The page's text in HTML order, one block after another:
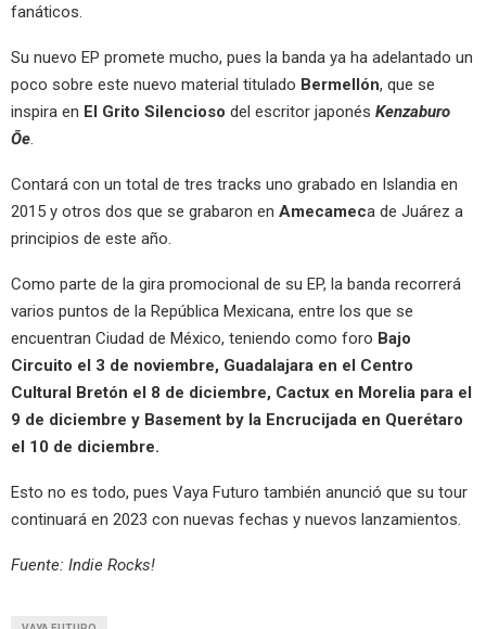
fanáticos.
Su nuevo EP promete mucho, pues la banda ya ha adelantado un
poco sobre este nuevo material titulado Bermellón, que se
inspira en El Grito Silencioso del escritor japonés Kenzaburo
Ōe.
Contará con un total de tres tracks uno grabado en Islandia en
2015 y otros dos que se grabaron en Amecameca de Juárez a
principios de este año.
Como parte de la gira promocional de su EP, la banda recorrerá
varios puntos de la República Mexicana, entre los que se
encuentran Ciudad de México, teniendo como foro Bajo
Circuito el 3 de noviembre, Guadalajara en el Centro
Cultural Bretón el 8 de diciembre, Cactux en Morelia para el
9 de diciembre y Basement by la Encrucijada en Querétaro
el 10 de diciembre.
Esto no es todo, pues Vaya Futuro también anunció que su tour
continuará en 2023 con nuevas fechas y nuevos lanzamientos.
Fuente: Indie Rocks!